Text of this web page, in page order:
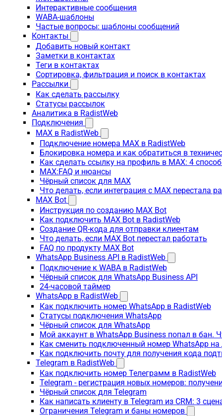
Интерактивные сообщения
WABA-шаблоны
Частые вопросы: шаблоны сообщений
Контакты
Добавить новый контакт
Заметки в контактах
Теги в контактах
Сортировка, фильтрация и поиск в контактах
Рассылки
Как сделать рассылку
Статусы рассылок
Аналитика в RadistWeb
Подключения
MAX в RadistWeb
Подключение номера MAX в RadistWeb
Блокировка номера и как обратиться в
Как сделать ссылку на профиль в MAX: 4
MAX:FAQ и нюансы
Чёрный список для MAX
Что делать, если интеграция с MAX перестала
MAX Bot
Инструкция по созданию MAX Bot
Как подключить MAX Bot в RadistWeb
Создание QR-кода для отправки клиентам
Что делать, если MAX Bot перестал работать
FAQ по продукту MAX Bot
WhatsApp Business API в RadistWeb
Подключение к WABA в RadistWeb
Чёрный список для WhatsApp Business API
24-часовой таймер
WhatsApp в RadistWeb
Как подключить номер WhatsApp в RadistWeb
Статусы подключения WhatsApp
Чёрный список для WhatsApp
Мой аккаунт в WhatsApp Business попал в бан.
Как сменить подключенный номер WhatsApp на
Как подключить почту для получения кода
Telegram в RadistWeb
Как подключить номер Телеграмм в RadistWeb
Telegram - регистрация новых номеров:
Чёрный список для Telegram
Как написать клиенту в Telegram из CRM: 3
Ограничения Telegram и баны номеров